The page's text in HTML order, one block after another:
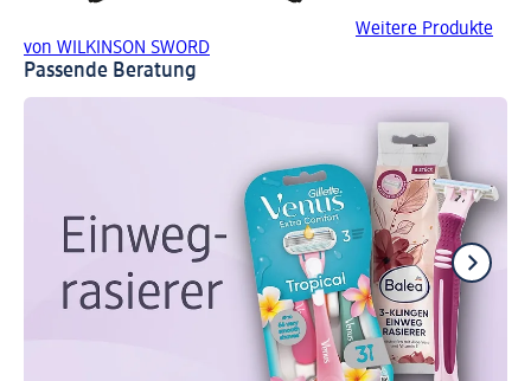
Weitere Produkte
von WILKINSON SWORD
Passende Beratung